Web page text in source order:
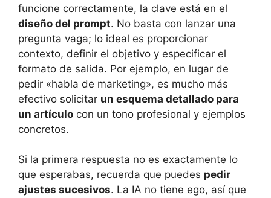
funcione correctamente, la clave está en el
diseño del prompt. No basta con lanzar una
pregunta vaga; lo ideal es proporcionar
contexto, definir el objetivo y especificar el
formato de salida. Por ejemplo, en lugar de
pedir «habla de marketing», es mucho más
efectivo solicitar un esquema detallado para
un artículo con un tono profesional y ejemplos
concretos.
Si la primera respuesta no es exactamente lo
que esperabas, recuerda que puedes pedir
ajustes sucesivos. La IA no tiene ego, así que